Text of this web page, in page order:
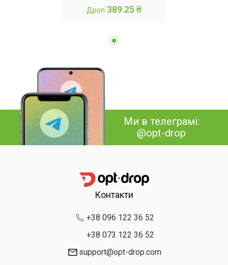
Дроп 389.25 ₴
Ми в телеграмі:
@opt-drop
Контакти
+38 096 122 36 52
+38 073 122 36 52
support@opt-drop.com